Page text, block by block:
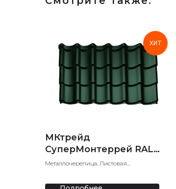
ХИТ
МКтрейд
СуперМонтеррей RAL
6005 Глянец
Металлочерепица, Листовая